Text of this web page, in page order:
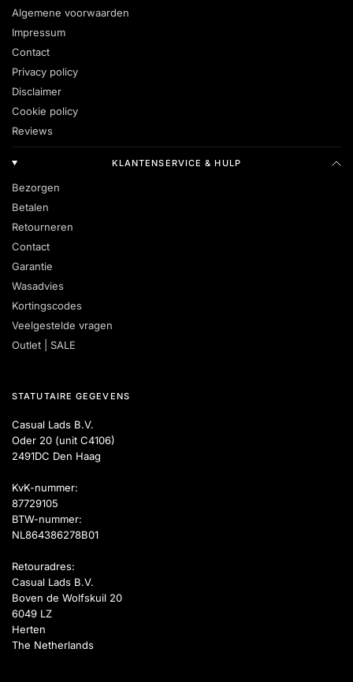
Algemene voorwaarden
Impressum
Contact
Privacy policy
Disclaimer
Cookie policy
Reviews
KLANTENSERVICE & HULP
Bezorgen
Betalen
Retourneren
Contact
Garantie
Wasadvies
Kortingscodes
Veelgestelde vragen
Outlet | SALE
STATUTAIRE GEGEVENS
Casual Lads B.V.
Oder 20 (unit C4106)
2491DC Den Haag
KvK-nummer:
87729105
BTW-nummer:
NL864386278B01
Retouradres:
Casual Lads B.V.
Boven de Wolfskuil 20
6049 LZ
Herten
The Netherlands